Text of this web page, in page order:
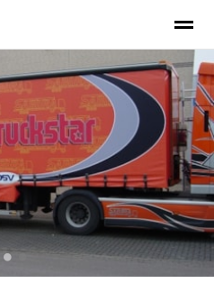
Foto's Bellen E-
● ●